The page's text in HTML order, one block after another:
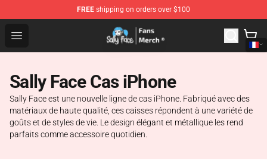
FREE shipping on orders over $100
Open menu
Sally Face Store - Official Sally Face Merchandise Shop
Sally Face Cas iPhone
Sally Face est une nouvelle ligne de cas iPhone. Fabriqué avec des
matériaux de haute qualité, ces caisses répondent à une variété de
goûts et de styles de vie. Le design élégant et métallique les rend
parfaits comme accessoire quotidien.